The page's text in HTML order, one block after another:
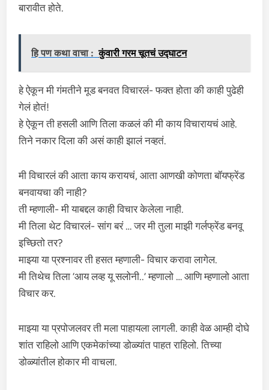
बारावीत होते.
हि पण कथा वाचा : कुंवारी गरम चूतचं उद्घाटन
हे ऐकून मी गंमतीने मूड बनवत विचारलं- फक्त होता की काही पुढेही
गेलं होतं!
हे ऐकून ती हसली आणि तिला कळलं की मी काय विचारायचं आहे.
तिने नकार दिला की असं काही झालं नव्हतं.
मी विचारलं की आता काय करायचं, आता आणखी कोणता बॉयफ्रेंड
बनवायचा की नाही?
ती म्हणाली- मी याबद्दल काही विचार केलेला नाही.
मी तिला थेट विचारलं- सांग बरं … जर मी तुला माझी गर्लफ्रेंड बनवू
इच्छितो तर?
माझ्या या प्रश्नावर ती हसत म्हणाली- विचार करावा लागेल.
मी तिथेच तिला ‘आय लव्ह यू सलोनी..’ म्हणालो … आणि म्हणालो आता
विचार कर.
माझ्या या प्रपोजलवर ती मला पाहायला लागली. काही वेळ आम्ही दोघे
शांत राहिलो आणि एकमेकांच्या डोळ्यांत पाहत राहिलो. तिच्या
डोळ्यांतील होकार मी वाचला.